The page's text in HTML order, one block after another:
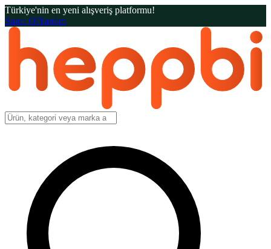
Türkiye'nin en yeni alışveriş platformu!
Satıcı OlYardım